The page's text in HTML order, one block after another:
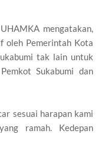
mengatakan,
oleh Pemerintah Kota
tak lain untuk
Sukabumi dan
sesuai harapan kami
ramah. Kedepan